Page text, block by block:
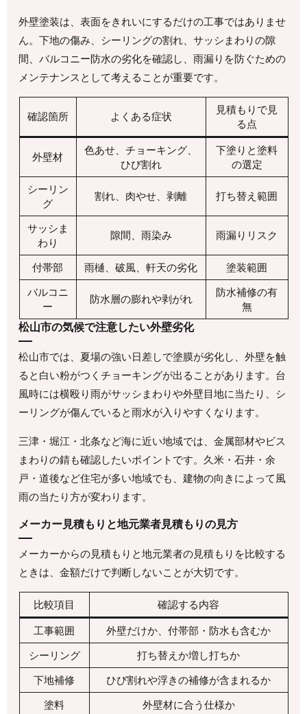
外壁塗装は、表面をきれいにするだけの工事ではありませ
ん。下地の傷み、シーリングの割れ、サッシまわりの隙
間、バルコニー防水の劣化を確認し、雨漏りを防ぐための
メンテナンスとして考えることが重要です。
確認箇所 よくある症状
見積もりで見
る点
外壁材
色あせ、チョーキング、
ひび割れ
下塗りと塗料
の選定
シーリン
グ
割れ、肉やせ、剥離 打ち替え範囲
サッシま
わり
隙間、雨染み 雨漏りリスク
付帯部 雨樋、破風、軒天の劣化
塗装範囲
バルコニ
ー
防水層の膨れや剥がれ
防水補修の有
無
松山市の気候で注意したい外壁劣化
松山市では、夏場の強い日差しで塗膜が劣化し、外壁を触
ると白い粉がつくチョーキングが出ることがあります。台
風時には横殴り雨がサッシまわりや外壁目地に当たり、シ
ーリングが傷んでいると雨水が入りやすくなります。
三津・堀江・北条など海に近い地域では、金属部材やビス
まわりの錆も確認したいポイントです。久米・石井・余
戸・道後など住宅が多い地域でも、建物の向きによって風
雨の当たり方が変わります。
メーカー見積もりと地元業者見積もりの見方
メーカーからの見積もりと地元業者の見積もりを比較する
ときは、金額だけで判断しないことが大切です。
比較項目
確認する内容
工事範囲
外壁だけか、付帯部・防水も含むか
シーリング
打ち替えか増し打ちか
下地補修
ひび割れや浮きの補修が含まれるか
塗料
外壁材に合う仕様か